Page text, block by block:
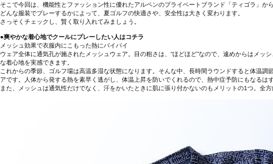
そこで今回は、機能性とファッション性に優れたアルペンのプライベートブランド「ティゴラ」
どんな服装でプレーするかによって、夏ゴルフの快適さや、安全性は大きく変わります。
さっそくチェックし、賢く取り入れてみましょう。
●爽やかな着心地でクールにプレーしたい人はコチラ
メッシュ効果で衣服内にこもった熱にバイバイ
ウェア全体に通気孔が施されたメッシュウェア。目の粗さは、“ほどほど”なので、遠めからはメ
な着心地を実感できます。
これからの季節、ゴルフ場は高温多湿な状態になります。そんな中、長時間ラウンドすると体温
アです。人体から発する熱を素早く逃がし、体温上昇を防いでくれるので、熱中症予防にもなるは
また、メッシュは通気性だけでなく、汗をかいたときに肌に張り付かないのもメリットの1つ。